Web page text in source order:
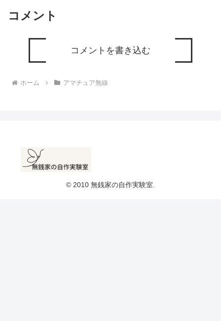
コメント
コメントを書き込む
ホーム アマチュア無線
© 2010 無銭家の自作実験室.